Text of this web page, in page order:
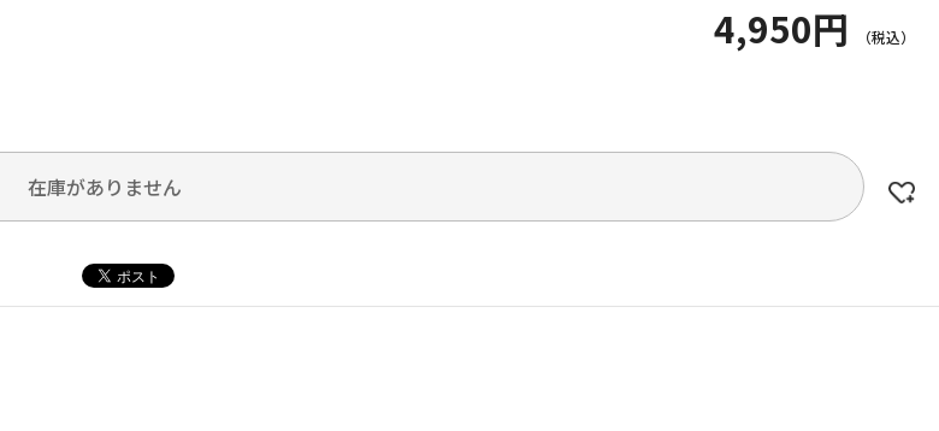
4,950円
在庫がありません